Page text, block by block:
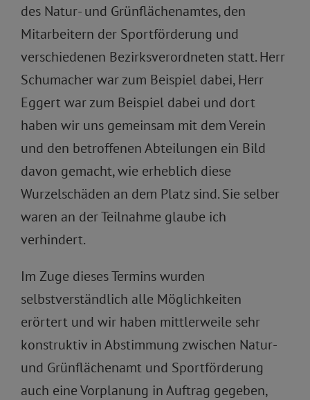
des Natur- und Grünflächenamtes, den
Mitarbeitern der Sportförderung und
verschiedenen Bezirksverordneten statt. Herr
Schumacher war zum Beispiel dabei, Herr
Eggert war zum Beispiel dabei und dort
haben wir uns gemeinsam mit dem Verein
und den betroffenen Abteilungen ein Bild
davon gemacht, wie erheblich diese
Wurzelschäden an dem Platz sind. Sie selber
waren an der Teilnahme glaube ich
verhindert.
Im Zuge dieses Termins wurden
selbstverständlich alle Möglichkeiten
erörtert und wir haben mittlerweile sehr
konstruktiv in Abstimmung zwischen Natur-
und Grünflächenamt und Sportförderung
auch eine Vorplanung in Auftrag gegeben,